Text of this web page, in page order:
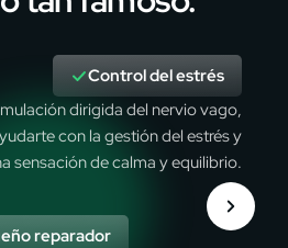
Control del estrés
dirigida del nervio vago,
con la gestión del estrés y
sensación de calma y equilibrio.
reparador